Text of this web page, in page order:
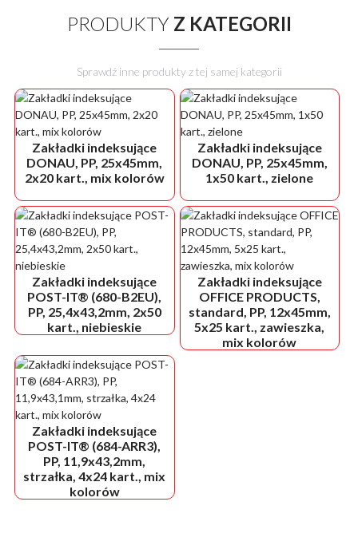
PRODUKTY Z KATEGORII
Sprawdź inne produkty z tej samej kategorii
Zakładki indeksujące
DONAU, PP, 25x45mm,
2x20 kart., mix kolorów
Zakładki indeksujące
DONAU, PP, 25x45mm,
1x50 kart., zielone
Zakładki indeksujące
POST-IT® (680-B2EU),
PP, 25,4x43,2mm, 2x50
kart., niebieskie
Zakładki indeksujące
OFFICE PRODUCTS,
standard, PP, 12x45mm,
5x25 kart., zawieszka,
mix kolorów
Zakładki indeksujące
POST-IT® (684-ARR3),
PP, 11,9x43,2mm,
strzałka, 4x24 kart., mix
kolorów